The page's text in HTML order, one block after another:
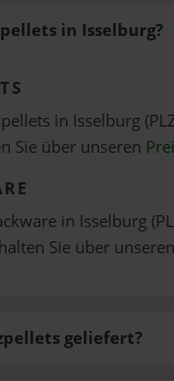
in Isselburg?
in Isselburg
Sie über unseren
in Isselburg
Sie über unseren
geliefert?